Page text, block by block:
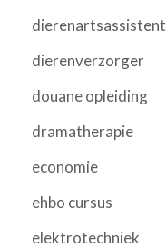
dierenartsassistent
dierenverzorger
douane opleiding
dramatherapie
economie
ehbo cursus
elektrotechniek